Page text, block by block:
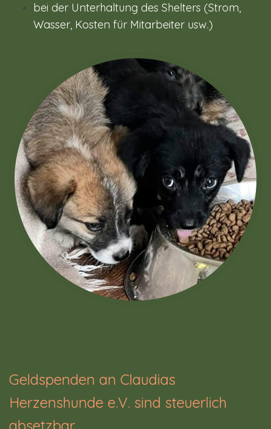
bei der Unterhaltung des Shelters (Strom,
Wasser, Kosten für Mitarbeiter usw.)
Geldspenden an Claudias
Herzenshunde e.V. sind steuerlich